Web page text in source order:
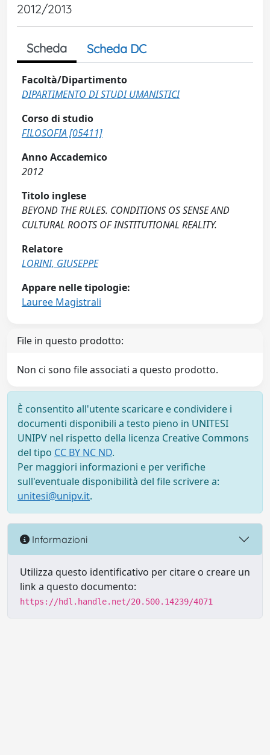
2012/2013
Scheda Scheda DC
Facoltà/Dipartimento
DIPARTIMENTO DI STUDI UMANISTICI
Corso di studio
FILOSOFIA [05411]
Anno Accademico
2012
Titolo inglese
BEYOND THE RULES. CONDITIONS OS SENSE AND
CULTURAL ROOTS OF INSTITUTIONAL REALITY.
Relatore
LORINI, GIUSEPPE
Appare nelle tipologie:
Lauree Magistrali
File in questo prodotto:
Non ci sono file associati a questo prodotto.
È consentito all'utente scaricare e condividere i
documenti disponibili a testo pieno in UNITESI
UNIPV nel rispetto della licenza Creative Commons
del tipo CC BY NC ND.
Per maggiori informazioni e per verifiche
sull'eventuale disponibilità del file scrivere a:
unitesi@unipv.it.
Informazioni
Utilizza questo identificativo per citare o creare un
link a questo documento:
https://hdl.handle.net/20.500.14239/4071